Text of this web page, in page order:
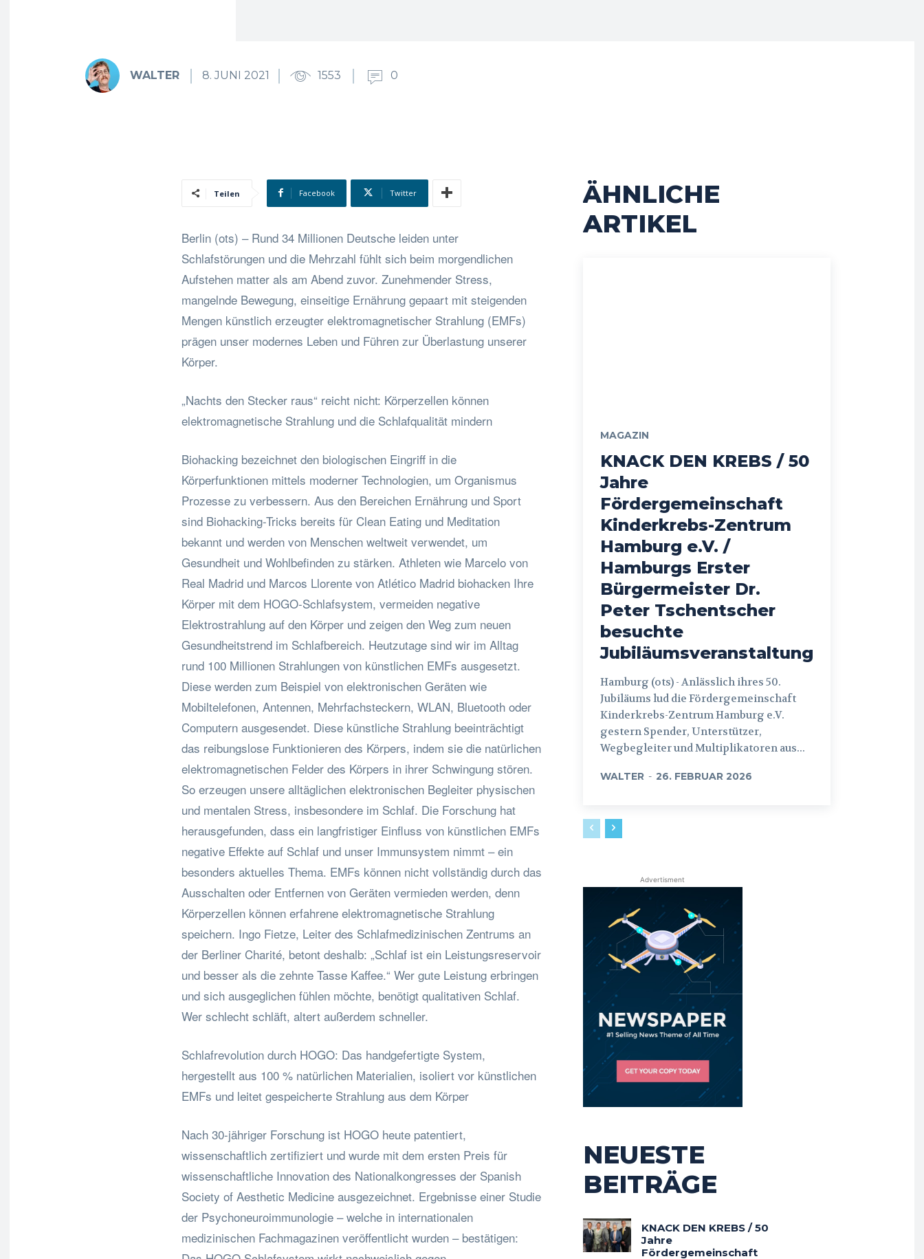
WALTER 8. JUNI 2021 1553 0
Teilen Facebook Twitter
Berlin (ots) – Rund 34 Millionen Deutsche leiden unter
Schlafstörungen und die Mehrzahl fühlt sich beim morgendlichen
Aufstehen matter als am Abend zuvor. Zunehmender Stress,
mangelnde Bewegung, einseitige Ernährung gepaart mit steigenden
Mengen künstlich erzeugter elektromagnetischer Strahlung (EMFs)
prägen unser modernes Leben und Führen zur Überlastung unserer
Körper.
„Nachts den Stecker raus“ reicht nicht: Körperzellen können
elektromagnetische Strahlung und die Schlafqualität mindern
Biohacking bezeichnet den biologischen Eingriff in die
Körperfunktionen mittels moderner Technologien, um Organismus
Prozesse zu verbessern. Aus den Bereichen Ernährung und Sport
sind Biohacking-Tricks bereits für Clean Eating und Meditation
bekannt und werden von Menschen weltweit verwendet, um
Gesundheit und Wohlbefinden zu stärken. Athleten wie Marcelo von
Real Madrid und Marcos Llorente von Atlético Madrid biohacken Ihre
Körper mit dem HOGO-Schlafsystem, vermeiden negative
Elektrostrahlung auf den Körper und zeigen den Weg zum neuen
Gesundheitstrend im Schlafbereich. Heutzutage sind wir im Alltag
rund 100 Millionen Strahlungen von künstlichen EMFs ausgesetzt.
Diese werden zum Beispiel von elektronischen Geräten wie
Mobiltelefonen, Antennen, Mehrfachsteckern, WLAN, Bluetooth oder
Computern ausgesendet. Diese künstliche Strahlung beeinträchtigt
das reibungslose Funktionieren des Körpers, indem sie die natürlichen
elektromagnetischen Felder des Körpers in ihrer Schwingung stören.
So erzeugen unsere alltäglichen elektronischen Begleiter physischen
und mentalen Stress, insbesondere im Schlaf. Die Forschung hat
herausgefunden, dass ein langfristiger Einfluss von künstlichen EMFs
negative Effekte auf Schlaf und unser Immunsystem nimmt – ein
besonders aktuelles Thema. EMFs können nicht vollständig durch das
Ausschalten oder Entfernen von Geräten vermieden werden, denn
Körperzellen können erfahrene elektromagnetische Strahlung
speichern. Ingo Fietze, Leiter des Schlafmedizinischen Zentrums an
der Berliner Charité, betont deshalb: „Schlaf ist ein Leistungsreservoir
und besser als die zehnte Tasse Kaffee.“ Wer gute Leistung erbringen
und sich ausgeglichen fühlen möchte, benötigt qualitativen Schlaf.
Wer schlecht schläft, altert außerdem schneller.
Schlafrevolution durch HOGO: Das handgefertigte System,
hergestellt aus 100 % natürlichen Materialien, isoliert vor künstlichen
EMFs und leitet gespeicherte Strahlung aus dem Körper
Nach 30-jähriger Forschung ist HOGO heute patentiert,
wissenschaftlich zertifiziert und wurde mit dem ersten Preis für
wissenschaftliche Innovation des Nationalkongresses der Spanish
Society of Aesthetic Medicine ausgezeichnet. Ergebnisse einer Studie
der Psychoneuroimmunologie – welche in internationalen
medizinischen Fachmagazinen veröffentlicht wurden – bestätigen:
ÄHNLICHE
ARTIKEL
MAGAZIN
KNACK DEN KREBS / 50
Jahre
Fördergemeinschaft
Kinderkrebs-Zentrum
Hamburg e.V. /
Hamburgs Erster
Bürgermeister Dr.
Peter Tschentscher
besuchte
Jubiläumsveranstaltung
Hamburg (ots) - Anlässlich ihres 50.
Jubiläums lud die Fördergemeinschaft
Kinderkrebs-Zentrum Hamburg e.V.
gestern Spender, Unterstützer,
Wegbegleiter und Multiplikatoren aus...
WALTER - 26. FEBRUAR 2026
Advertisment
NEUESTE
BEITRÄGE
KNACK DEN KREBS / 50
Jahre
Fördergemeinschaft